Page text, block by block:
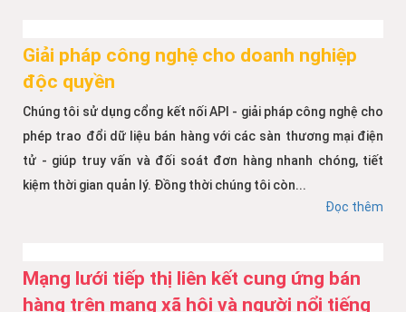
Giải pháp công nghệ cho doanh nghiệp
độc quyền
Chúng tôi sử dụng cổng kết nối API - giải pháp công nghệ cho
phép trao đổi dữ liệu bán hàng với các sàn thương mại điện
tử - giúp truy vấn và đối soát đơn hàng nhanh chóng, tiết
kiệm thời gian quản lý. Đồng thời chúng tôi còn...
Đọc thêm
Mạng lưới tiếp thị liên kết cung ứng bán
hàng trên mạng xã hội và người nổi tiếng